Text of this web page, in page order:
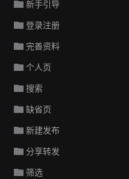
新手引导
登录注册
完善资料
个人页
搜索
缺省页
新建发布
分享转发
筛选